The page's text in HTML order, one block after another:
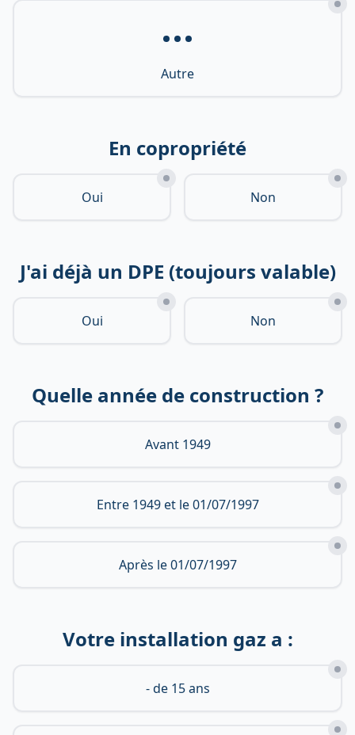
Autre
En copropriété
Oui Non
J'ai déjà un DPE (toujours valable)
Oui Non
Quelle année de construction ?
Avant 1949
Entre 1949 et le 01/07/1997
Après le 01/07/1997
Votre installation gaz a :
- de 15 ans